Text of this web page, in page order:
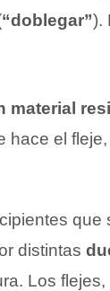
“doblegar”).
material
hace el
que
distintas
Los